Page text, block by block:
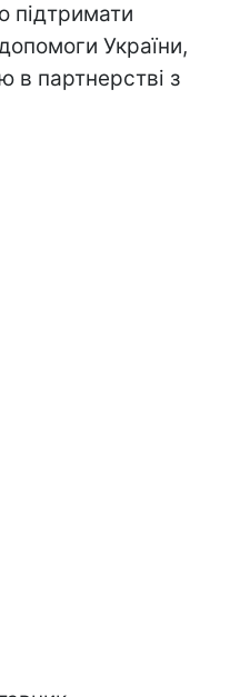
підтримати
України,
в партнерстві з